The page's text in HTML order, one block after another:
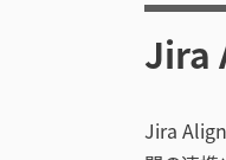
Jira
Jira Align